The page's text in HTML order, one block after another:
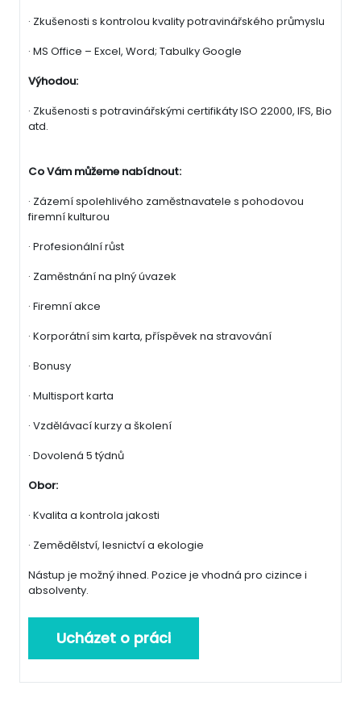
· Zkušenosti s kontrolou kvality potravinářského průmyslu
· MS Office – Excel, Word; Tabulky Google
Výhodou:
· Zkušenosti s potravinářskými certifikáty ISO 22000, IFS, Bio
atd.
Co Vám můžeme nabídnout:
· Zázemí spolehlivého zaměstnavatele s pohodovou
firemní kulturou
· Profesionální růst
· Zaměstnání na plný úvazek
· Firemní akce
· Korporátní sim karta, příspěvek na stravování
· Bonusy
· Multisport karta
· Vzdělávací kurzy a školení
· Dovolená 5 týdnů
Obor:
· Kvalita a kontrola jakosti
· Zemědělství, lesnictví a ekologie
Nástup je možný ihned. Pozice je vhodná pro cizince i
absolventy.